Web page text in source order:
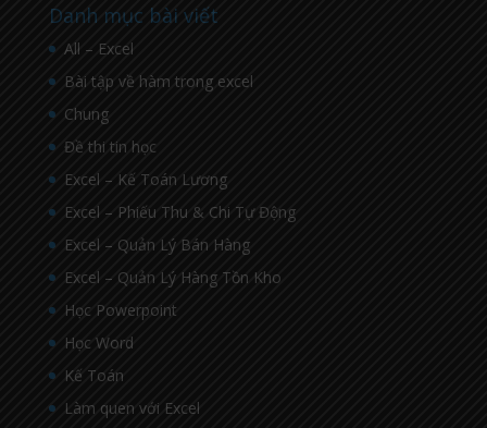
Danh mục bài viết
All – Excel
Bài tập về hàm trong excel
Chung
Đề thi tin học
Excel – Kế Toán Lương
Excel – Phiếu Thu & Chi Tự Động
Excel – Quản Lý Bán Hàng
Excel – Quản Lý Hàng Tồn Kho
Học Powerpoint
Học Word
Kế Toán
Làm quen với Excel